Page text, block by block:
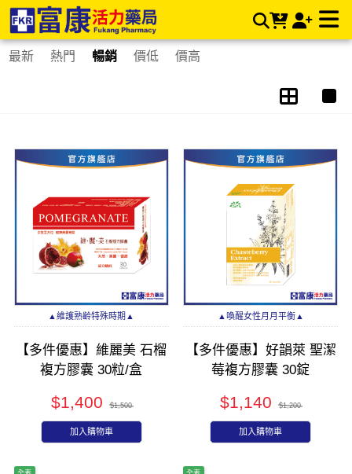
月月呵護 | 富康活力藥局購物商城
最新 熱門 暢銷 價低 價高
▲維護熟齡特殊時期▲
【多件優惠】維麗美 石榴
複方膠囊 30粒/盒
$1,400 $1,500
加入購物車
▲喚醒女性月月平衡▲
【多件優惠】好韻萊 聖潔
莓複方膠囊 30錠
$1,140 $1,200
加入購物車